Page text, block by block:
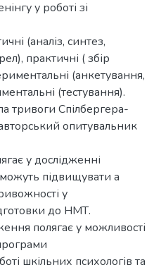
у роботі зі
(аналіз, синтез,
практичні ( збір
(анкетування,
(тестування).
тривоги Спілбергера-
опитувальник
у дослідженні
підвищувати а
у
до НМТ.
полягає у можливості
шкільних психологів та